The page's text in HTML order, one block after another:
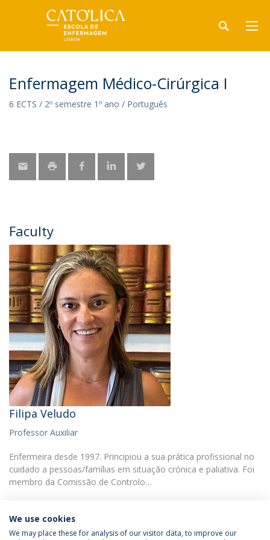
Enfermagem Médico-Cirúrgica I
6 ECTS / 2º semestre 1º ano / Português
Faculty
Filipa Veludo
Professor Auxiliar
Enfermeira desde 1997. Principiou a sua prática profissional no
cuidado a pessoas/famílias em situação crónica e paliativa. Foi
membro da Comissão de Controlo…
We use cookies
We may place these for analysis of our visitor data, to improve our